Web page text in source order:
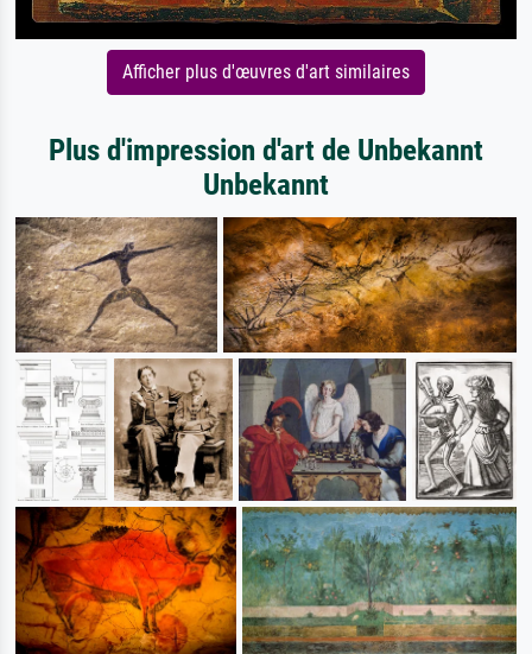
Afficher plus d'œuvres d'art similaires
Plus d'impression d'art de Unbekannt
Unbekannt